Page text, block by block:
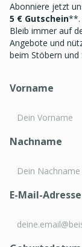
Abonniere jetzt
5 € Gutschein**.
Bleib immer auf
Angebote und
beim Stöbern und
Vorname
Nachname
E-Mail-Adresse